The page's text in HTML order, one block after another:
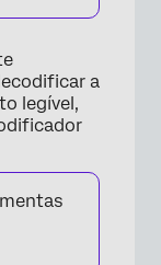
a
legível,